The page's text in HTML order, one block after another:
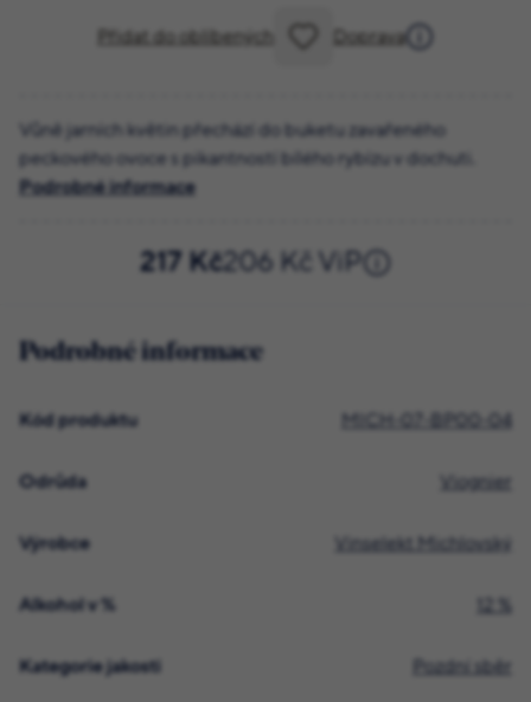
Přidat do oblíbených Doprava
Vůně jarních květin přechází do buketu zavařeného
peckového ovoce s pikantností bílého rybízu v dochuti.
Podrobné informace
217 Kč206 Kč ViP
Podrobné informace
Kód produktu MICH-07-BP00-04
Odrůda Viognier
Výrobce Vinselekt Michlovský
Alkohol v % 12 %
Kategorie jakosti Pozdní sběr